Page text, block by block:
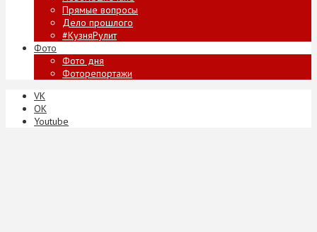
Прямые вопросы
Дело прошлого
#КузняРулит
Фото
Фото дня
Фоторепортажи
VK
ОК
Youtube